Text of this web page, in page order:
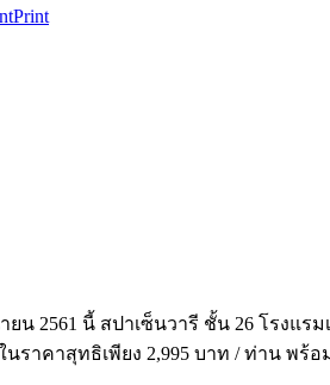
Print
เพิ่มเติม หรือสำรองห้องสำหรับทำทรีทเ
ซ็นวารี โรงแรมเซ็นทาราแกรนด์ฯ เซ็น